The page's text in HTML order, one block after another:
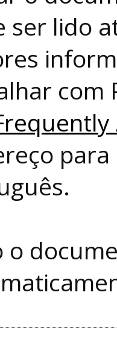
ser lido
com
para
o